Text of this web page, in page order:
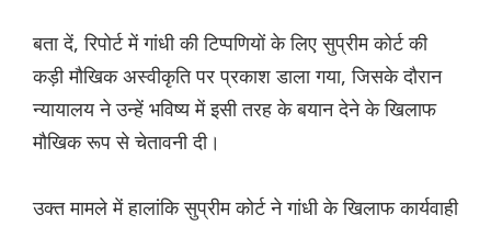
बता दें, रिपोर्ट में गांधी की टिप्पणियों के लिए सुप्रीम कोर्ट की
कड़ी मौखिक अस्वीकृति पर प्रकाश डाला गया, जिसके दौरान
न्यायालय ने उन्हें भविष्य में इसी तरह के बयान देने के खिलाफ
मौखिक रूप से चेतावनी दी।
उक्त मामले में हालांकि सुप्रीम कोर्ट ने गांधी के खिलाफ कार्यवाही